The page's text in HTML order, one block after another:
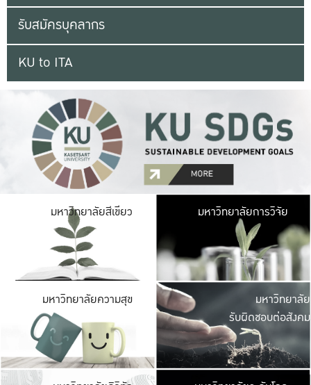
รับสมัครบุคลากร
KU to ITA
มหาวิทยาลัยสีเขียว มหาวิ
มีพื้นที่เขียวสดใส
เป็นป่าในเมือง เกษต
มหาวิทยาลัยการวิจัย
มหาวิทยาลัยความสุข มหาวิ
ค
เปิดประ
และพบเรื่องราวใ
มหาวิทยาลัย
รับผิดชอบต่อสังคม